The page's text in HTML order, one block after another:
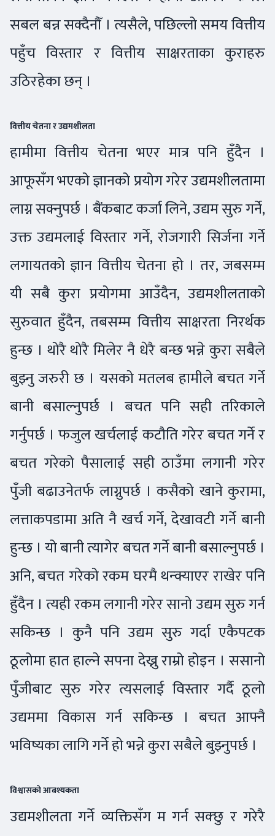
सबल बन्न सक्दैनौँ । त्यसैले, पछिल्लो समय वित्तीय
पहुँच विस्तार र वित्तीय साक्षरताका कुराहरु
उठिरहेका छन् ।
वित्तीय चेतना र उद्यमशीलता
हामीमा वित्तीय चेतना भएर मात्र पनि हुँदैन ।
आफूसँग भएको ज्ञानको प्रयोग गरेर उद्यमशीलतामा
लाग्न सक्नुपर्छ । बैंकबाट कर्जा लिने, उद्यम सुरु गर्ने,
उक्त उद्यमलाई विस्तार गर्ने, रोजगारी सिर्जना गर्ने
लगायतको ज्ञान वित्तीय चेतना हो । तर, जबसम्म
यी सबै कुरा प्रयोगमा आउँदैन, उद्यमशीलताको
सुरुवात हुँदैन, तबसम्म वित्तीय साक्षरता निरर्थक
हुन्छ । थोरै थोरै मिलेर नै धेरै बन्छ भन्ने कुरा सबैले
बुझ्नु जरुरी छ । यसको मतलब हामीले बचत गर्ने
बानी बसाल्नुपर्छ । बचत पनि सही तरिकाले
गर्नुपर्छ । फजुल खर्चलाई कटौति गरेर बचत गर्ने र
बचत गरेको पैसालाई सही ठाउँमा लगानी गरेर
पुँजी बढाउनेतर्फ लाग्नुपर्छ । कसैको खाने कुरामा,
लत्ताकपडामा अति नै खर्च गर्ने, देखावटी गर्ने बानी
हुन्छ । यो बानी त्यागेर बचत गर्ने बानी बसाल्नुपर्छ ।
अनि, बचत गरेको रकम घरमै थन्क्याएर राखेर पनि
हुँदैन । त्यही रकम लगानी गरेर सानो उद्यम सुरु गर्न
सकिन्छ । कुनै पनि उद्यम सुरु गर्दा एकैपटक
ठूलोमा हात हाल्ने सपना देख्नु राम्रो होइन । ससानो
पुँजीबाट सुरु गरेर त्यसलाई विस्तार गर्दै ठूलो
उद्यममा विकास गर्न सकिन्छ । बचत आफ्नै
भविष्यका लागि गर्ने हो भन्ने कुरा सबैले बुझ्नुपर्छ ।
विश्वासको आबश्यकता
उद्यमशीलता गर्ने व्यक्तिसँग म गर्न सक्छु र गरेरै